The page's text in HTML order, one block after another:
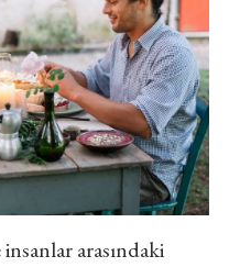
arasındaki